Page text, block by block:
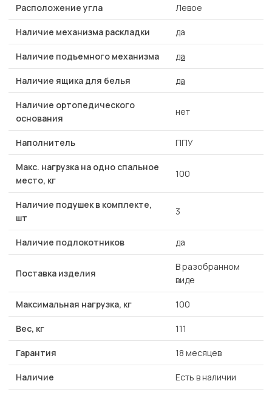
Расположение угла Левое
Наличие механизма раскладки да
Наличие подъемного механизма да
Наличие ящика для белья да
Наличие ортопедического
основания
нет
Наполнитель ППУ
Макс. нагрузка на одно спальное
место, кг
100
Наличие подушек в комплекте,
шт
3
Наличие подлокотников да
Поставка изделия
В разобранном
виде
Максимальная нагрузка, кг 100
Вес, кг 111
Гарантия 18 месяцев
Наличие Есть в наличии